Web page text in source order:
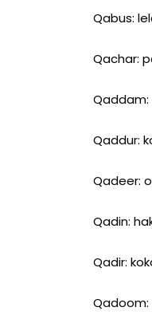
Qabus:
Qachar:
Qaddam:
Qaddur:
Qadeer:
Qadin:
Qadir:
Qadoom: